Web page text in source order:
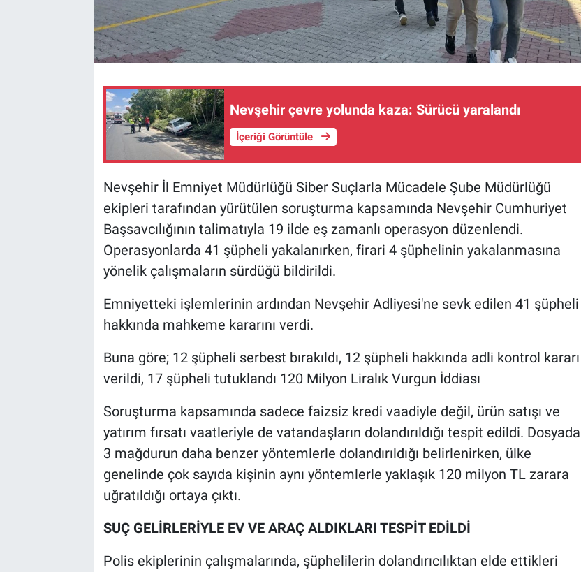
Nevşehir çevre yolunda kaza: Sürücü yaralandı
İçeriği Görüntüle
Nevşehir İl Emniyet Müdürlüğü Siber Suçlarla Mücadele Şube Müdürlüğü
ekipleri tarafından yürütülen soruşturma kapsamında Nevşehir Cumhuriyet
Başsavcılığının talimatıyla 19 ilde eş zamanlı operasyon düzenlendi.
Operasyonlarda 41 şüpheli yakalanırken, firari 4 şüphelinin yakalanmasına
yönelik çalışmaların sürdüğü bildirildi.
Emniyetteki işlemlerinin ardından Nevşehir Adliyesi'ne sevk edilen 41 şüpheli
hakkında mahkeme kararını verdi.
Buna göre; 12 şüpheli serbest bırakıldı, 12 şüpheli hakkında adli kontrol kararı
verildi, 17 şüpheli tutuklandı 120 Milyon Liralık Vurgun İddiası
Soruşturma kapsamında sadece faizsiz kredi vaadiyle değil, ürün satışı ve
yatırım fırsatı vaatleriyle de vatandaşların dolandırıldığı tespit edildi. Dosyada
3 mağdurun daha benzer yöntemlerle dolandırıldığı belirlenirken, ülke
genelinde çok sayıda kişinin aynı yöntemlerle yaklaşık 120 milyon TL zarara
uğratıldığı ortaya çıktı.
SUÇ GELİRLERİYLE EV VE ARAÇ ALDIKLARI TESPİT EDİLDİ
Polis ekiplerinin çalışmalarında, şüphelilerin dolandırıcılıktan elde ettikleri